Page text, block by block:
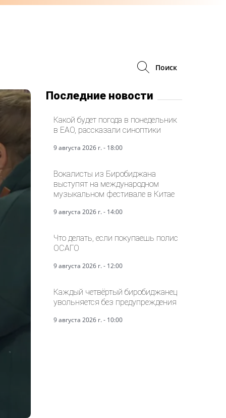
Поиск
Последние новости
Какой будет погода в понедельник
в ЕАО, рассказали синоптики
9 августа 2026 г. - 18:00
Вокалисты из Биробиджана
выступят на международном
музыкальном фестивале в Китае
9 августа 2026 г. - 14:00
Что делать, если покупаешь полис
ОСАГО
9 августа 2026 г. - 12:00
Каждый четвёртый биробиджанец
увольняется без предупреждения
9 августа 2026 г. - 10:00